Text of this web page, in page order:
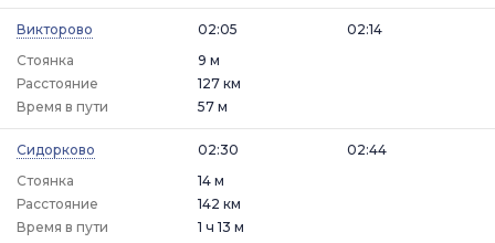
Викторово
02:05
Стоянка
9 м
02:14
Расстояние
127 км
Время в пути
57 м
Сидорково
02:30
Стоянка
14 м
02:44
Расстояние
142 км
Время в пути
1 ч 13 м